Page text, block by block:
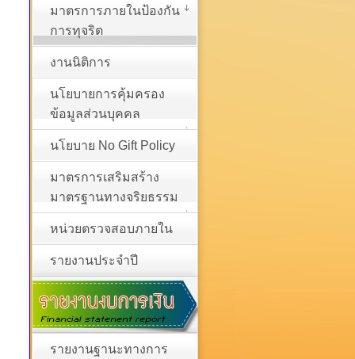
มาตรการภายในป้องกัน
การทุจริต
งานนิติการ
นโยบายการคุ้มครอง
ข้อมูลส่วนบุคคล
นโยบาย No Gift Policy
มาตรการเสริมสร้าง
มาตรฐานทางจริยธรรม
หน่วยตรวจสอบภายใน
รายงานประจำปี
รายงานฐานะทางการ